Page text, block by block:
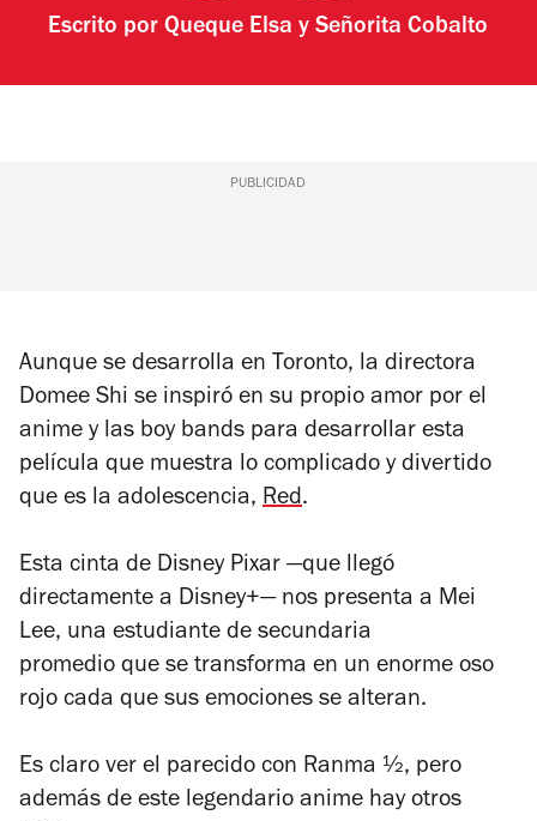
Escrito porQueque Elsa ySeñorita Cobalto
PUBLICIDAD
Aunque se desarrolla en Toronto, la directora
Domee Shi se inspiró en su propio amor por el
anime y las boy bands para desarrollar esta
película que muestra lo complicado y divertido
que es la adolescencia, Red.
Esta cinta de Disney Pixar —que llegó
directamente a Disney+— nos presenta a Mei
Lee, una estudiante de secundaria
promedio que se transforma en un enorme oso
rojo cada que sus emociones se alteran.
Es claro ver el parecido con Ranma ½, pero
además de este legendario anime hay otros